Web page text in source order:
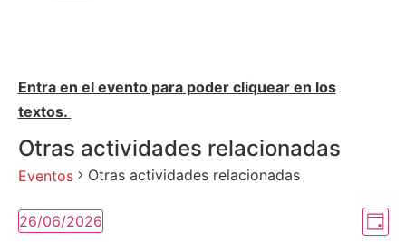
Entra en el evento para poder cliquear en los
textos.
Otras actividades relacionadas
Eventos Otras actividades relacionadas
Día
26/06/2026